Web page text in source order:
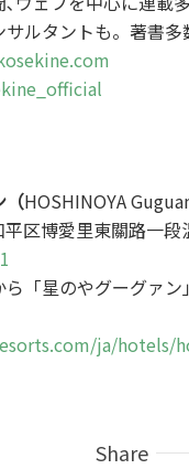
ルタントも。著書多
（HOSHINOYA Guguan
区博愛里東關路一段
ら「星のやグーグァ
ja/hotels/
Share